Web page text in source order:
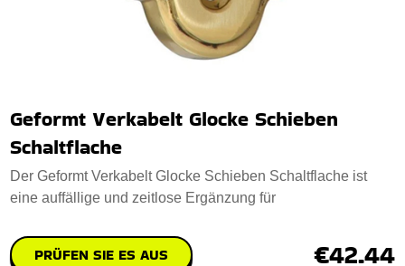
Geformt Verkabelt Glocke Schieben
Schaltflache
Der Geformt Verkabelt Glocke Schieben Schaltflache ist
eine auffällige und zeitlose Ergänzung für
PRÜFEN SIE ES AUS €42.44